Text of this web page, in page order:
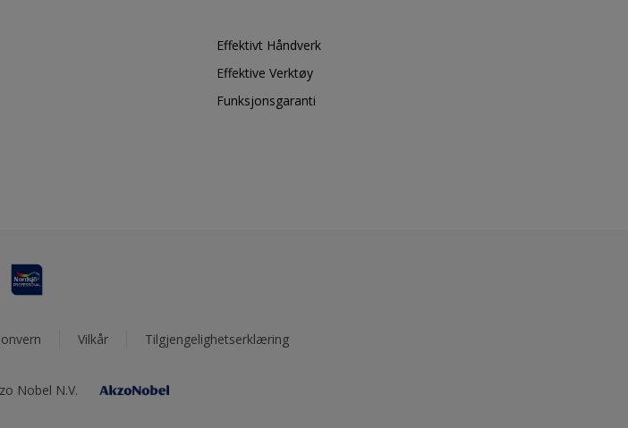
Effektivt Håndverk
Effektive Verktøy
Funksjonsgaranti
Vilkår Tilgjengelighetserklæring
Nobel N.V.